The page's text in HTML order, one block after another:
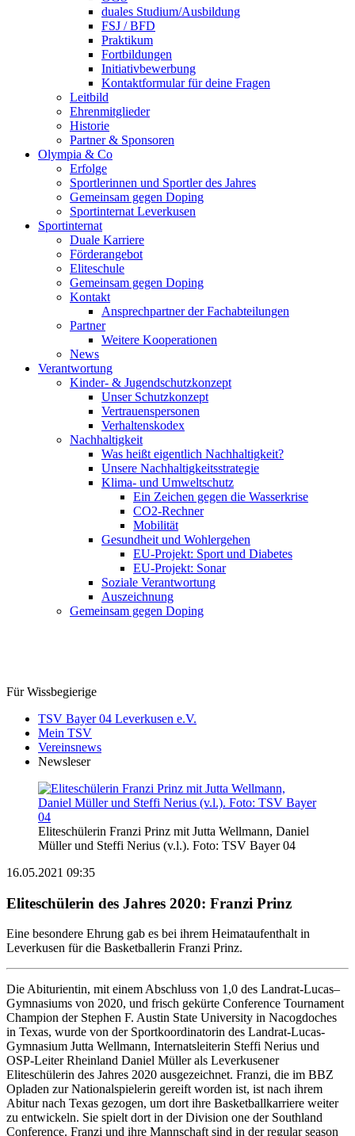
duales Studium/Ausbildung
FSJ / BFD
Praktikum
Fortbildungen
Initiativbewerbung
Kontaktformular für deine Fragen
Leitbild
Ehrenmitglieder
Historie
Partner & Sponsoren
Olympia & Co
Erfolge
Sportlerinnen und Sportler des Jahres
Gemeinsam gegen Doping
Sportinternat Leverkusen
Sportinternat
Duale Karriere
Förderangebot
Eliteschule
Gemeinsam gegen Doping
Kontakt
Ansprechpartner der Fachabteilungen
Partner
Weitere Kooperationen
News
Verantwortung
Kinder- & Jugendschutzkonzept
Unser Schutzkonzept
Vertrauenspersonen
Verhaltenskodex
Nachhaltigkeit
Was heißt eigentlich Nachhaltigkeit?
Unsere Nachhaltigkeitsstrategie
Klima- und Umweltschutz
Ein Zeichen gegen die Wasserkrise
CO2-Rechner
Mobilität
Gesundheit und Wohlergehen
EU-Projekt: Sport und Diabetes
EU-Projekt: Sonar
Soziale Verantwortung
Auszeichnung
Gemeinsam gegen Doping
Für Wissbegierige
TSV Bayer 04 Leverkusen e.V.
Mein TSV
Vereinsnews
Newsleser
Eliteschülerin Franzi Prinz mit Jutta Wellmann, Daniel
Müller und Steffi Nerius (v.l.). Foto: TSV Bayer 04
16.05.2021 09:35
Eliteschülerin des Jahres 2020: Franzi Prinz
Eine besondere Ehrung gab es bei ihrem Heimataufenthalt in
Leverkusen für die Basketballerin Franzi Prinz.
Die Abiturientin, mit einem Abschluss von 1,0 des Landrat-Lucas–
Gymnasiums von 2020, und frisch gekürte Conference Tournament
Champion der Stephen F. Austin State University in Nacogdoches
in Texas, wurde von der Sportkoordinatorin des Landrat-Lucas-
Gymnasium Jutta Wellmann, Internatsleiterin Steffi Nerius und
OSP-Leiter Rheinland Daniel Müller als Leverkusener
Eliteschülerin des Jahres 2020 ausgezeichnet. Franzi, die im BBZ
Opladen zur Nationalspielerin gereift worden ist, ist nach ihrem
Abitur nach Texas gezogen, um dort ihre Basketballkarriere weiter
zu entwickeln. Sie spielt dort in der Division one der Southland
Conference. Franzi und ihre Mannschaft sind in der regular season